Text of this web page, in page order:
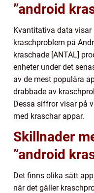
”android
Kvantitativa data
kraschproblem på
kraschade [ANTAL]
enheter under det
av de mest populära
drabbade av
Dessa siffror visar på
med kraschar appar.
Skillnader
”android
Det finns olika sätt
när det gäller